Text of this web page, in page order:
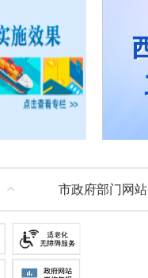
市政府部门网站